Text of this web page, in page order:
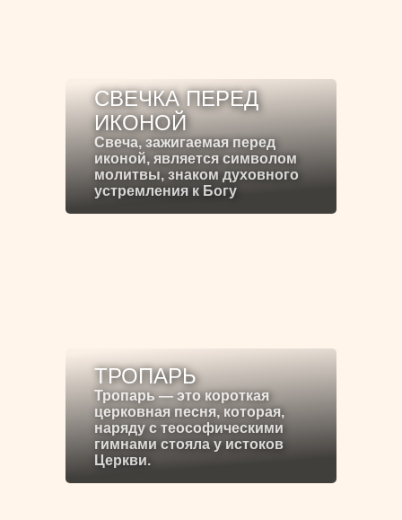
СВЕЧКА ПЕРЕД
ИКОНОЙ
Свеча, зажигаемая перед
иконой, является символом
молитвы, знаком духовного
устремления к Богу
ТРОПАРЬ
Тропарь — это короткая
церковная песня, которая,
наряду с теософическими
гимнами стояла у истоков
Церкви.